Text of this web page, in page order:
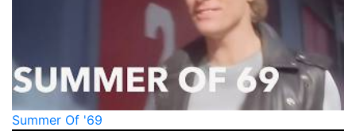
Summer Of '69